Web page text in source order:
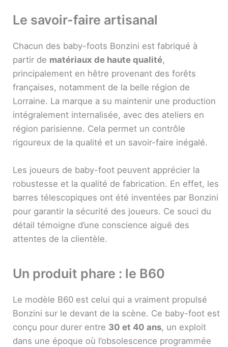
Le savoir-faire artisanal
Chacun des baby-foots Bonzini est fabriqué à
partir de matériaux de haute qualité,
principalement en hêtre provenant des forêts
françaises, notamment de la belle région de
Lorraine. La marque a su maintenir une production
intégralement internalisée, avec des ateliers en
région parisienne. Cela permet un contrôle
rigoureux de la qualité et un savoir-faire inégalé.
Les joueurs de baby-foot peuvent apprécier la
robustesse et la qualité de fabrication. En effet, les
barres télescopiques ont été inventées par Bonzini
pour garantir la sécurité des joueurs. Ce souci du
détail témoigne d’une conscience aiguë des
attentes de la clientèle.
Un produit phare : le B60
Le modèle B60 est celui qui a vraiment propulsé
Bonzini sur le devant de la scène. Ce baby-foot est
conçu pour durer entre 30 et 40 ans, un exploit
dans une époque où l’obsolescence programmée